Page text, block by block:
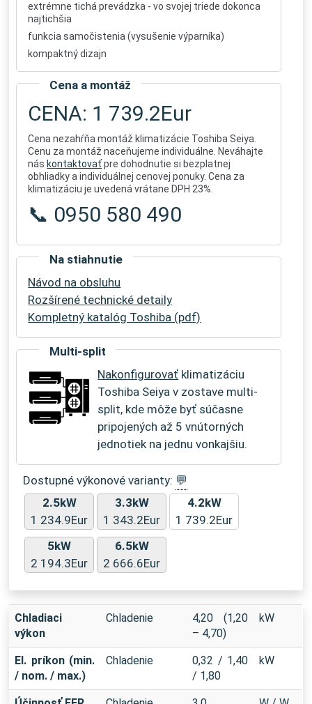
extrémne tichá prevádzka - vo svojej triede dokonca
najtichšia
funkcia samočistenia (vysušenie výparníka)
kompaktný dizajn
Cena a montáž
CENA: 1 739.2Eur
Cena nezahŕňa montáž klimatizácie Toshiba Seiya.
Cenu za montáž naceňujeme individuálne. Neváhajte
nás kontaktovaťpre dohodnutie si bezplatnej
obhliadky a individuálnej cenovej ponuky. Cena za
klimatizáciu je uvedená vrátane DPH 23%.
📞 0950 580 490
Na stiahnutie
Návod na obsluhu
Rozšírené technické detaily
Kompletný katalóg Toshiba (pdf)
Multi-split
Nakonfigurovať klimatizáciu
Toshiba Seiya v zostave multi-
split, kde môže byť súčasne
pripojených až 5 vnútorných
jednotiek na jednu vonkajšiu.
Dostupné výkonové varianty: 💬
2.5kW
1 234.9Eur
3.3kW
1 343.2Eur
4.2kW
1 739.2Eur
5kW
2 194.3Eur
6.5kW
2 666.6Eur
Chladiaci
výkon
Chladenie
4,20 (1,20
– 4,70)
kW
El. príkon (min.
/ nom. / max.)
Chladenie
0,32 / 1,40
/ 1,80
kW